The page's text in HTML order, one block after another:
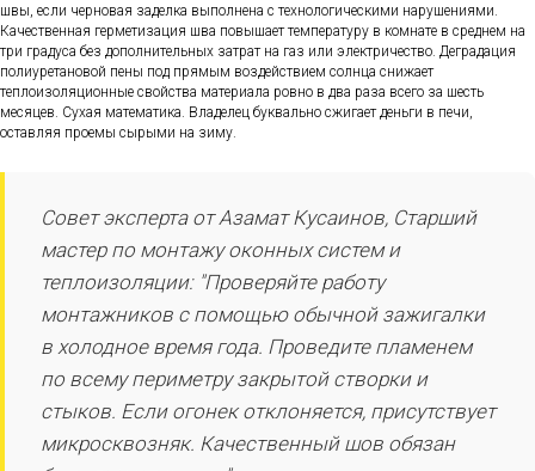
швы, если черновая заделка выполнена с технологическими нарушениями.
Качественная герметизация шва повышает температуру в комнате в среднем на
три градуса без дополнительных затрат на газ или электричество. Деградация
полиуретановой пены под прямым воздействием солнца снижает
теплоизоляционные свойства материала ровно в два раза всего за шесть
месяцев. Сухая математика. Владелец буквально сжигает деньги в печи,
оставляя проемы сырыми на зиму.
Совет эксперта от Азамат Кусаинов, Старший
мастер по монтажу оконных систем и
теплоизоляции: "Проверяйте работу
монтажников с помощью обычной зажигалки
в холодное время года. Проведите пламенем
по всему периметру закрытой створки и
стыков. Если огонек отклоняется, присутствует
микросквозняк. Качественный шов обязан